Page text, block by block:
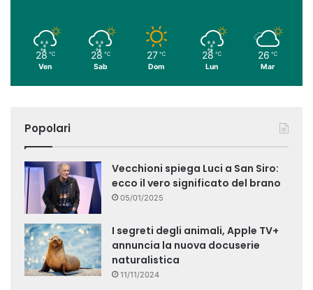
28 ℃
Ven
28 ℃
Sab
27 ℃
Dom
28 ℃
Lun
26 ℃
Mar
Popolari
Vecchioni spiega Luci a San Siro:
ecco il vero significato del brano
05/01/2025
I segreti degli animali, Apple TV+
annuncia la nuova docuserie
naturalistica
11/11/2024